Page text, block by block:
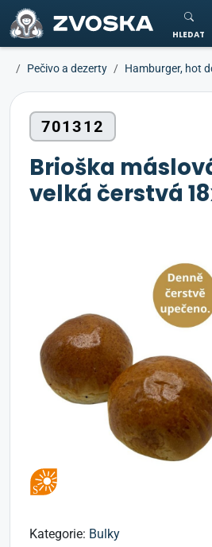
ZVOSKA
HLEDAT
Pečivo a dezerty Hamburger, hot
701312
Brioška
velká čerstvá
Kategorie: Bulky